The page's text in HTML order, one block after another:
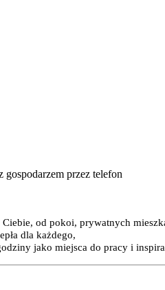
gospodarzem przez telefon
od pokoi, prywatnych
dla każdego,
jako miejsca do pracy i